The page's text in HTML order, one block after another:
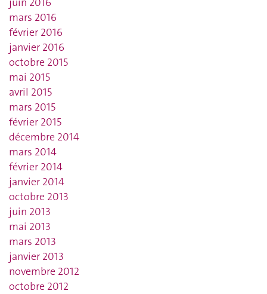
mars 2016
février 2016
janvier 2016
octobre 2015
mai 2015
avril 2015
mars 2015
février 2015
décembre 2014
mars 2014
février 2014
janvier 2014
octobre 2013
juin 2013
mai 2013
mars 2013
janvier 2013
novembre 2012
octobre 2012